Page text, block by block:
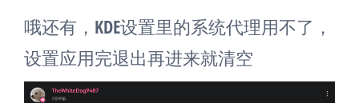
哦还有，KDE设置里的系统代理用不了，
设置应用完退出再进来就清空